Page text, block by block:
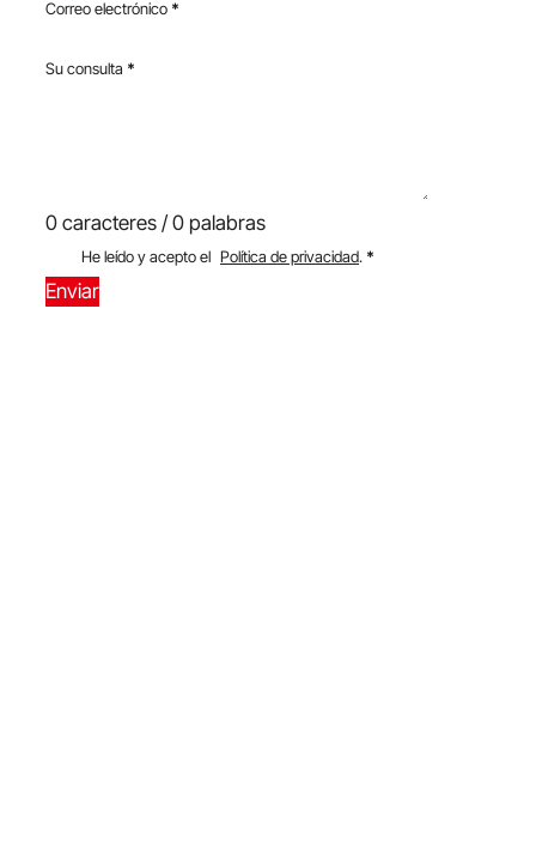
Correo electrónico *
Su consulta *
0 caracteres / 0 palabras
He leído y acepto el Política de privacidad. *
Enviar